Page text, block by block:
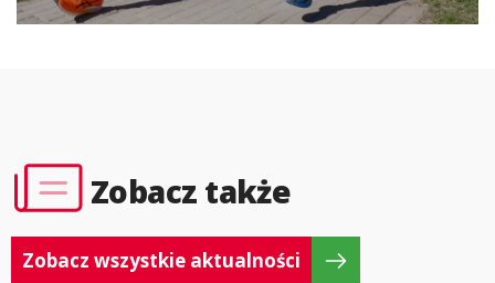
Zobacz także
Zobacz wszystkie aktualności